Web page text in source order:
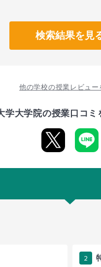
検索結果を見
他の学校の授業レビュー
学大学院の授業口コミ
2